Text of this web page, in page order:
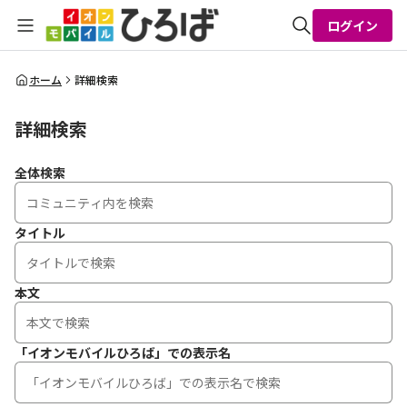
全体検索
ログイン
ホーム 詳細検索
詳細検索
全体検索
タイトル
本文
「イオンモバイルひろば」での表示名